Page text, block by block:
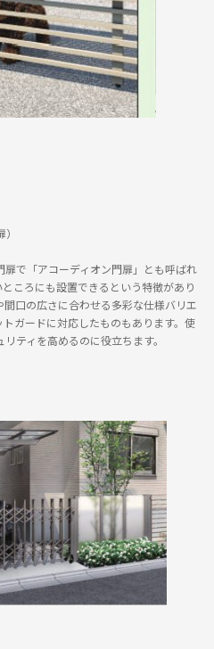
で「アコーディオン門扉」とも呼ばれ
ころにも設置できるという特徴があり
口の広さに合わせる多彩な仕様バリエ
ガードに対応したものもあります。使
ティを高めるのに役立ちます。